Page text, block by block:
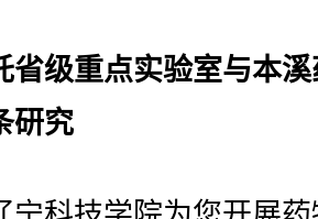
省级重点实验室与本
研究